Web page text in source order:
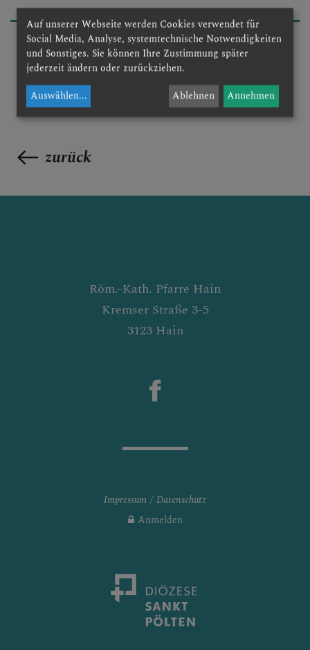
zurück
Röm.-Kath. Pfarre Hain
Kremser Straße 3-5
3123 Hain
Impressum
Datenschutz
Anmelden
Auf unserer Webseite werden Cookies verwendet für
Social Media, Analyse, systemtechnische Notwendigkeiten
und Sonstiges. Sie können Ihre Zustimmung später
jederzeit ändern oder zurückziehen.
Auswählen... Ablehnen Annehmen